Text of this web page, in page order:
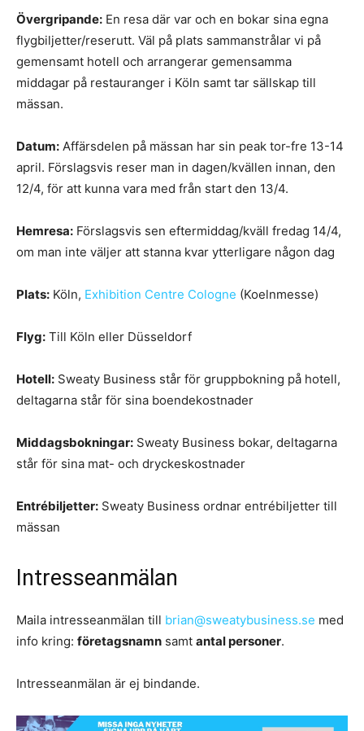
Övergripande: En resa där var och en bokar sina egna
flygbiljetter/reserutt. Väl på plats sammanstrålar vi på
gemensamt hotell och arrangerar gemensamma
middagar på restauranger i Köln samt tar sällskap till
mässan.
Datum: Affärsdelen på mässan har sin peak tor-fre 13-14
april. Förslagsvis reser man in dagen/kvällen innan, den
12/4, för att kunna vara med från start den 13/4.
Hemresa: Förslagsvis sen eftermiddag/kväll fredag 14/4,
om man inte väljer att stanna kvar ytterligare någon dag
Plats: Köln, Exhibition Centre Cologne (Koelnmesse)
Flyg: Till Köln eller Düsseldorf
Hotell: Sweaty Business står för gruppbokning på hotell,
deltagarna står för sina boendekostnader
Middagsbokningar: Sweaty Business bokar, deltagarna
står för sina mat- och dryckeskostnader
Entrébiljetter: Sweaty Business ordnar entrébiljetter till
mässan
Intresseanmälan
Maila intresseanmälan till brian@sweatybusiness.se med
info kring: företagsnamn samt antal personer.
Intresseanmälan är ej bindande.